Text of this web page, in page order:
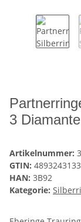
3
Artikelnummer:
GTIN:
HAN: 3B92
Kategorie: